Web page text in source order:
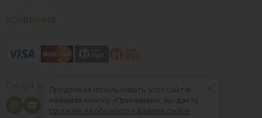
Следуй за нами ×
Продолжая использовать этот сайт и
нажимая кнопку «Принимаю», вы даете
согласие на обработку файлов cookie